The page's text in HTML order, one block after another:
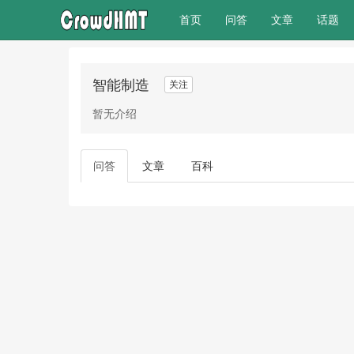
首页(current)
问答 文章 话题
智能制造 关注
暂无介绍
问答 文章 百科